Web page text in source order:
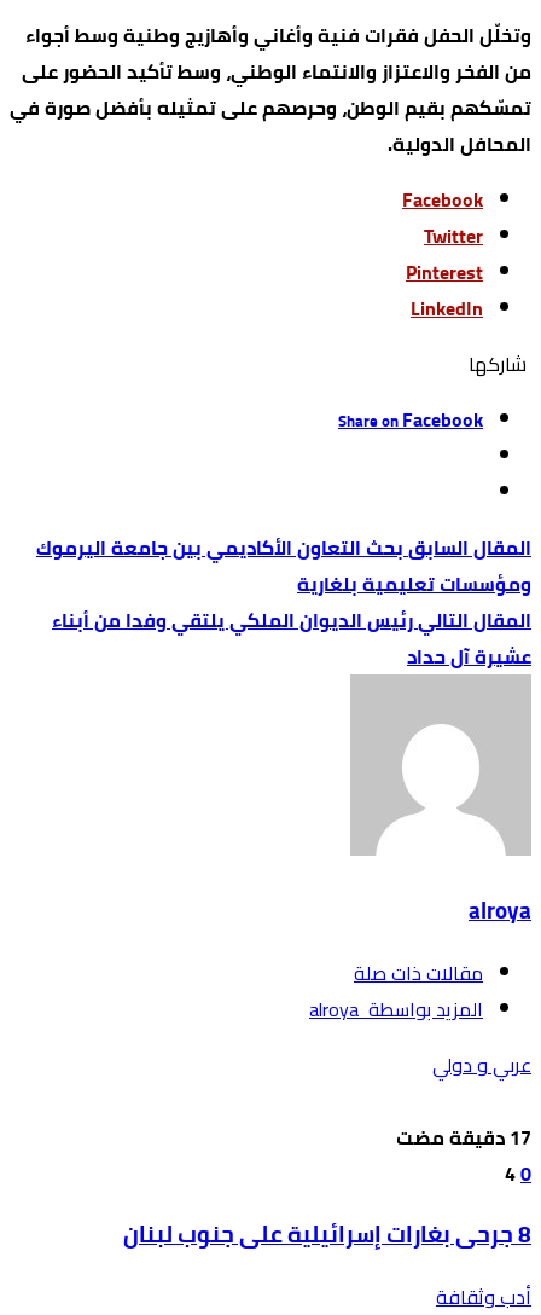
وتخلّل الحفل فقرات فنية وأغاني وأهازيج وطنية وسط أجواء
من الفخر والاعتزاز والانتماء الوطني، وسط تأكيد الحضور على
تمسّكهم بقيم الوطن، وحرصهم على تمثيله بأفضل صورة في
المحافل الدولية.
Facebook
Twitter
Pinterest
LinkedIn
‫‫ شاركها‬
Share onFacebook
بحث التعاون الأكاديمي بين جامعة اليرموك
ومؤسسات تعليمية بلغارية
رئيس الديوان الملكي يلتقي وفدا من أبناء
عشيرة آل حداد
alroya
‫مقالات ذات صلة‬
‫‫المزيد بواسطة‬ ‬ alroya
عربي و دولي
0
4
8 جرحى بغارات إسرائيلية على جنوب لبنان
أدب وثقافة